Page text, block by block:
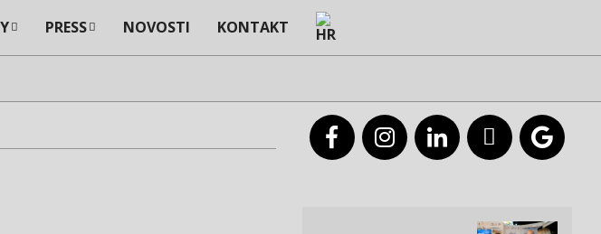
PRESS NOVOSTI KONTAKT